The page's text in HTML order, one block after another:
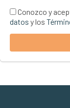
Conozco y
datos y los